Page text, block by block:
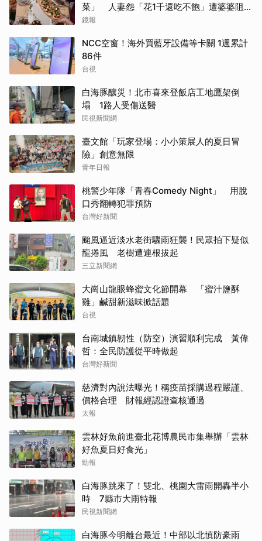
菜」 人妻怨「花1千還吃不飽」遭婆婆阻加
菜
鏡報
NCC空窗！海外買藍牙設備等卡關 1週累計
86件
台視
白海豚釀災！北市喜來登飯店工地鷹架倒
塌 1路人受傷送醫
民視新聞網
臺文館「玩家登場：小小策展人的夏日冒
險」創意無限
青年日報
桃警少年隊「青春Comedy Night」 用脫
口秀翻轉犯罪預防
台灣好新聞
颱風逼近淡水老街驟雨狂襲！民眾拍下疑似
龍捲風 老樹遭連根拔起
三立新聞網
大崗山龍眼蜂蜜文化節開幕 「蜜汁鹽酥
雞」鹹甜新滋味掀話題
台視
台南城鎮韌性（防空）演習順利完成 黃偉
哲：全民防護從平時做起
台灣好新聞
慈濟對內說法曝光！稱疫苗採購過程嚴謹、
價格合理 財報經認證查核通過
太報
雲林好魚前進臺北花博農民市集舉辦「雲林
好魚夏日好食光」
勁報
白海豚跳來了！雙北、桃園大雷雨開轟半小
時 7縣市大雨特報
民視新聞網
白海豚今明離台最近！中部以北慎防豪雨